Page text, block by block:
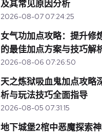
及其常见原因分析
2026-08-07 07:24:25
女气功加点攻略：提升修
的最佳加点方案与技巧解
2026-08-06 07:26:50
天之炼狱吸血鬼加点攻略
析与玩法技巧全面指导
2026-08-05 07:31:15
地下城堡2棺中恶魔探索